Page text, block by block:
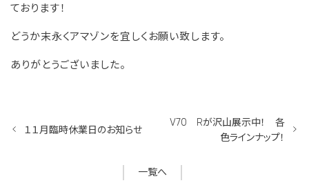
ております！
どうか末永くアマゾンを宜しくお願い致します。
ありがとうございました。
１１月臨時休業日のお知らせ
一覧へ
V70 Rが沢山展示中！ 各
色ラインナップ！